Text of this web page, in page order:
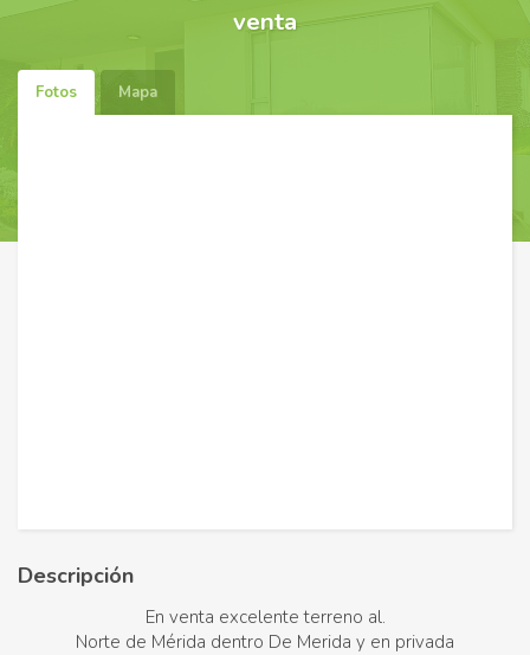
venta
Fotos Mapa
Descripción
En venta excelente terreno al.
Norte de Mérida dentro De Merida y en privada